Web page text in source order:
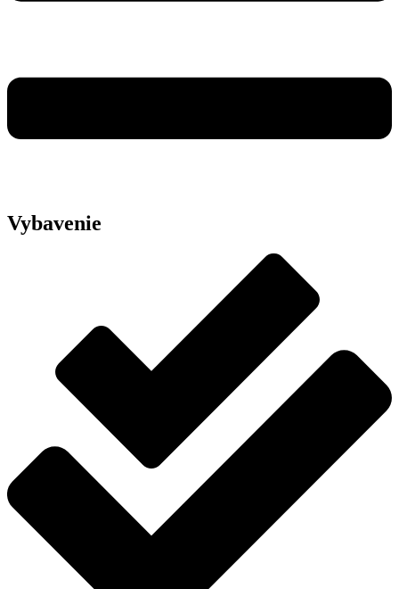
Vybavenie